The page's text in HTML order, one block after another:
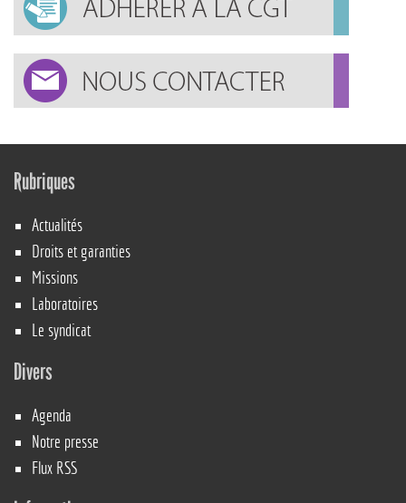
Rubriques
Actualités
Droits et garanties
Missions
Laboratoires
Le syndicat
Divers
Agenda
Notre presse
Flux RSS